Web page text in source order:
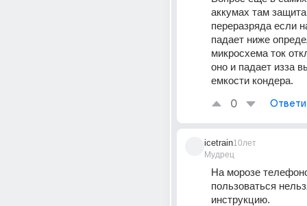
аккумах там
переразряда если
падает ниже
микросхема ток
оно и падает изза
емкости кондера.
0
icetrain
Мудрец
10лет
На морозе
пользоваться
инструкцию.